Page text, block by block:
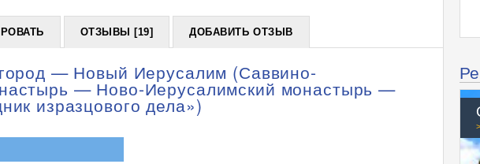
ОТЗЫВЫ [19] ДОБАВИТЬ ОТЗЫВ
— Новый Иерусалим (Саввино-
— Ново-Иерусалимский монастырь —
изразцового дела»)